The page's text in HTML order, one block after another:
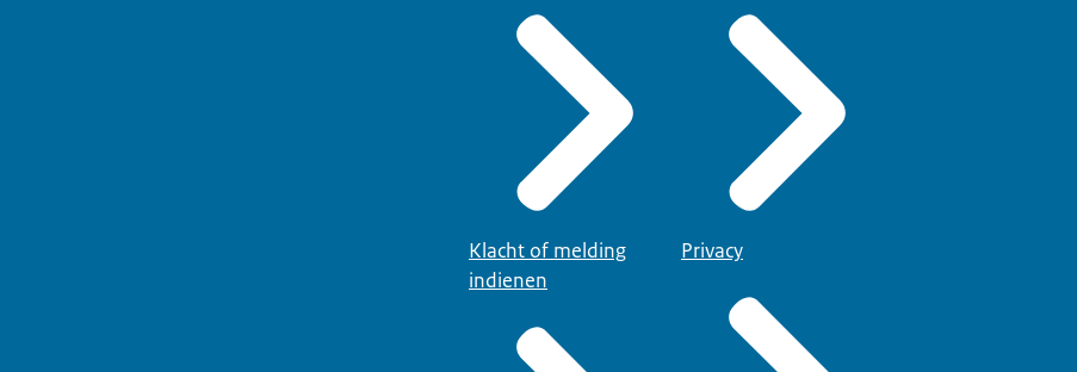
Klacht of melding
indienen
Privacy